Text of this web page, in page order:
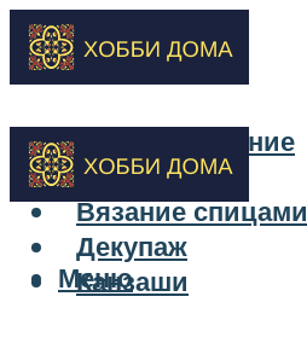
Бисероплетение
Вышивка
Вязание спицами
Декупаж
Канзаши
Меню